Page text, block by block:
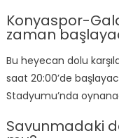
Konyaspor-
zaman
Bu heyecan dolu
saat 20:00’de
Stadyumu’nda
Savunmadaki